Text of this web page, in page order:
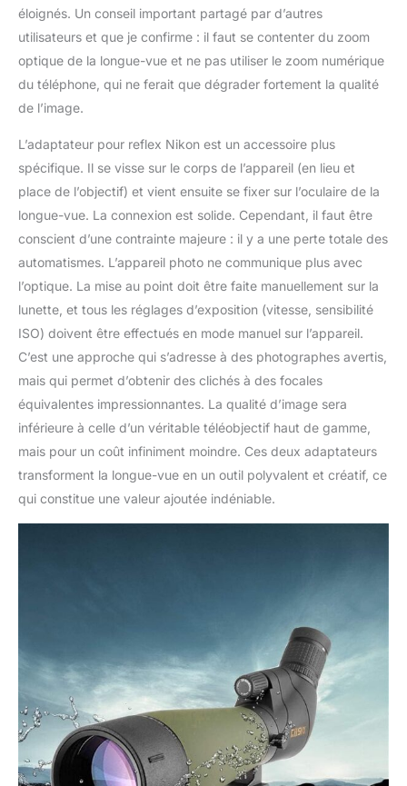
éloignés. Un conseil important partagé par d’autres
utilisateurs et que je confirme : il faut se contenter du zoom
optique de la longue-vue et ne pas utiliser le zoom numérique
du téléphone, qui ne ferait que dégrader fortement la qualité
de l’image.
L’adaptateur pour reflex Nikon est un accessoire plus
spécifique. Il se visse sur le corps de l’appareil (en lieu et
place de l’objectif) et vient ensuite se fixer sur l’oculaire de la
longue-vue. La connexion est solide. Cependant, il faut être
conscient d’une contrainte majeure : il y a une perte totale des
automatismes. L’appareil photo ne communique plus avec
l’optique. La mise au point doit être faite manuellement sur la
lunette, et tous les réglages d’exposition (vitesse, sensibilité
ISO) doivent être effectués en mode manuel sur l’appareil.
C’est une approche qui s’adresse à des photographes avertis,
mais qui permet d’obtenir des clichés à des focales
équivalentes impressionnantes. La qualité d’image sera
inférieure à celle d’un véritable téléobjectif haut de gamme,
mais pour un coût infiniment moindre. Ces deux adaptateurs
transforment la longue-vue en un outil polyvalent et créatif, ce
qui constitue une valeur ajoutée indéniable.